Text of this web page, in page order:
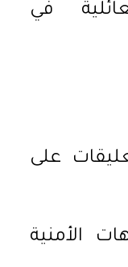
في
على
الأمنية